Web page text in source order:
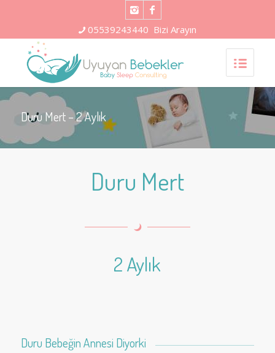
05539243440 Bizi Arayın
Duru Mert – 2 Aylık
Duru Mert
2 Aylık
Duru Bebeğin Annesi Diyorki